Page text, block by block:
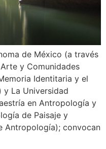
de México (a través
y Comunidades
Identitaria y el
y La Universidad
en Antropología y
de Paisaje y
Antropología); convocan